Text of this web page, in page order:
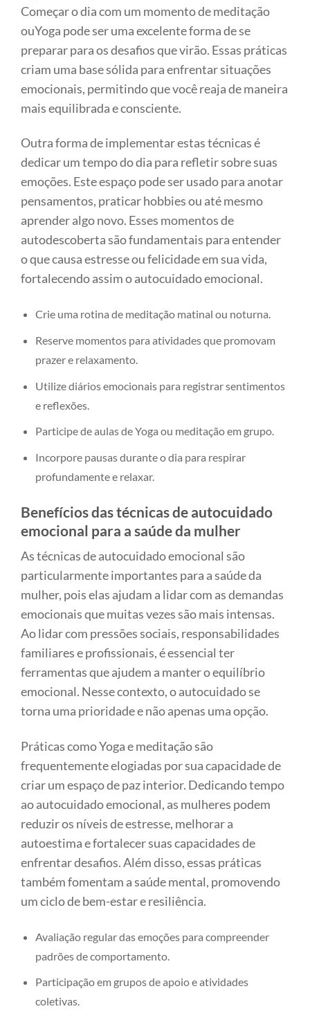
Começar o dia com um momento de meditação
ouYoga pode ser uma excelente forma de se
preparar para os desafios que virão. Essas práticas
criam uma base sólida para enfrentar situações
emocionais, permitindo que você reaja de maneira
mais equilibrada e consciente.
Outra forma de implementar estas técnicas é
dedicar um tempo do dia para refletir sobre suas
emoções. Este espaço pode ser usado para anotar
pensamentos, praticar hobbies ou até mesmo
aprender algo novo. Esses momentos de
autodescoberta são fundamentais para entender
o que causa estresse ou felicidade em sua vida,
fortalecendo assim o autocuidado emocional.
Crie uma rotina de meditação matinal ou noturna.
Reserve momentos para atividades que promovam
prazer e relaxamento.
Utilize diários emocionais para registrar sentimentos
e reflexões.
Participe de aulas de Yoga ou meditação em grupo.
Incorpore pausas durante o dia para respirar
profundamente e relaxar.
Benefícios das técnicas de autocuidado
emocional para a saúde da mulher
As técnicas de autocuidado emocional são
particularmente importantes para a saúde da
mulher, pois elas ajudam a lidar com as demandas
emocionais que muitas vezes são mais intensas.
Ao lidar com pressões sociais, responsabilidades
familiares e profissionais, é essencial ter
ferramentas que ajudem a manter o equilíbrio
emocional. Nesse contexto, o autocuidado se
torna uma prioridade e não apenas uma opção.
Práticas como Yoga e meditação são
frequentemente elogiadas por sua capacidade de
criar um espaço de paz interior. Dedicando tempo
ao autocuidado emocional, as mulheres podem
reduzir os níveis de estresse, melhorar a
autoestima e fortalecer suas capacidades de
enfrentar desafios. Além disso, essas práticas
também fomentam a saúde mental, promovendo
um ciclo de bem-estar e resiliência.
Avaliação regular das emoções para compreender
padrões de comportamento.
Participação em grupos de apoio e atividades
coletivas.